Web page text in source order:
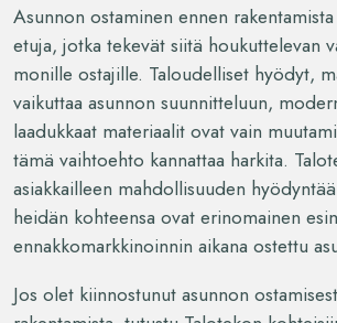
Asunnon ostaminen ennen
etuja, jotka tekevät siitä houkuttelevan
monille ostajille. Taloudelliset hyödyt,
vaikuttaa asunnon suunnitteluun,
laadukkaat materiaalit ovat vain
tämä vaihtoehto kannattaa harkita.
asiakkailleen mahdollisuuden
heidän kohteensa ovat erinomainen
ennakkomarkkinoinnin aikana ostettu
Jos olet kiinnostunut asunnon